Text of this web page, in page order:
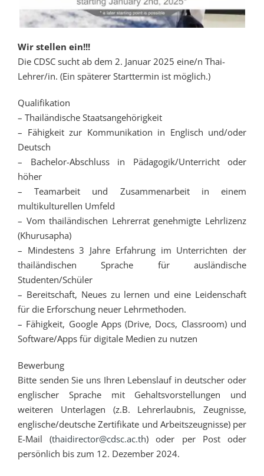
Wir stellen ein!!!
Die CDSC sucht ab dem 2. Januar 2025 eine/n Thai-
Lehrer/in. (Ein späterer Starttermin ist möglich.)
Qualifikation
– Thailändische Staatsangehörigkeit
– Fähigkeit zur Kommunikation in Englisch und/oder
Deutsch
– Bachelor-Abschluss in Pädagogik/Unterricht oder
höher
– Teamarbeit und Zusammenarbeit in einem
multikulturellen Umfeld
– Vom thailändischen Lehrerrat genehmigte Lehrlizenz
(Khurusapha)
– Mindestens 3 Jahre Erfahrung im Unterrichten der
thailändischen Sprache für ausländische
Studenten/Schüler
– Bereitschaft, Neues zu lernen und eine Leidenschaft
für die Erforschung neuer Lehrmethoden.
– Fähigkeit, Google Apps (Drive, Docs, Classroom) und
Software/Apps für digitale Medien zu nutzen
Bewerbung
Bitte senden Sie uns Ihren Lebenslauf in deutscher oder
englischer Sprache mit Gehaltsvorstellungen und
weiteren Unterlagen (z.B. Lehrerlaubnis, Zeugnisse,
englische/deutsche Zertifikate und Arbeitszeugnisse) per
E-Mail (thaidirector@cdsc.ac.th) oder per Post oder
persönlich bis zum 12. Dezember 2024.